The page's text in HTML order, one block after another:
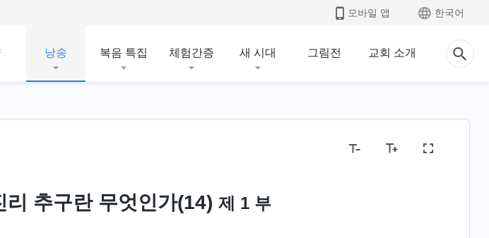
모바일 앱 한국어
낭송 복음 특집 체험간증 새 시대 그림전 교회 소개
리 추구란 무엇인가(14) 제 1 부